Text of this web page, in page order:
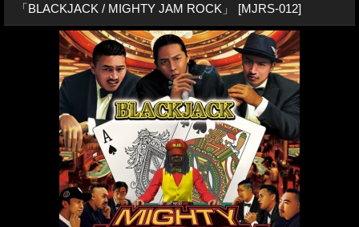
「BLACKJACK / MIGHTY JAM ROCK」 [MJRS-012]